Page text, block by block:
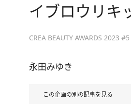
イブロウリキ
CREA BEAUTY AWARDS 2023 #5
永田みゆき
この企画の別の記事を見る